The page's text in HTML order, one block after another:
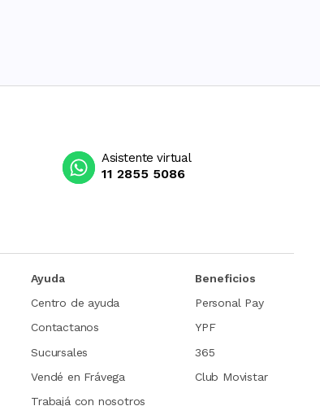
Asistente virtual
11 2855 5086
Ayuda
Centro de ayuda
Contactanos
Sucursales
Vendé en Frávega
Trabajá con nosotros
Beneficios
Personal Pay
YPF
365
Club Movistar